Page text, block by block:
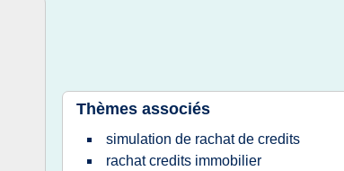
Thèmes associés
simulation de rachat de credits
rachat credits immobilier